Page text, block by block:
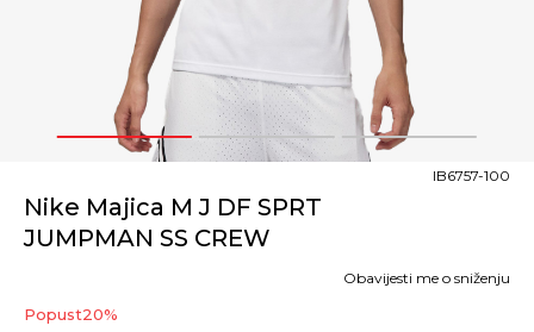
1 2 3
Nike Majica M J DF SPRT
JUMPMAN SS CREW
IB6757-100
Popust20%
Obavijesti me o sniženju